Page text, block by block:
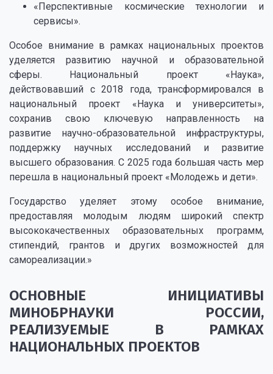
«Перспективные космические технологии и
сервисы».
Особое внимание в рамках национальных проектов
уделяется развитию научной и образовательной
сферы. Национальный проект «Наука»,
действовавший с 2018 года, трансформировался в
национальный проект «Наука и университеты»,
сохранив свою ключевую направленность на
развитие научно-образовательной инфраструктуры,
поддержку научных исследований и развитие
высшего образования. С 2025 года большая часть мер
перешла в национальный проект «Молодежь и дети».
Государство уделяет этому особое внимание,
предоставляя молодым людям широкий спектр
высококачественных образовательных программ,
стипендий, грантов и других возможностей для
самореализации.»
ОСНОВНЫЕ ИНИЦИАТИВЫ
МИНОБРНАУКИ РОССИИ,
РЕАЛИЗУЕМЫЕ В РАМКАХ
НАЦИОНАЛЬНЫХ ПРОЕКТОВ